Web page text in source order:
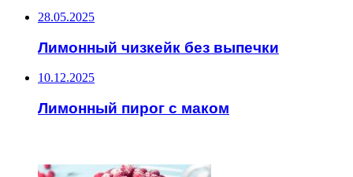
28.05.2025
Лимонный чизкейк без выпечки
10.12.2025
Лимонный пирог с маком